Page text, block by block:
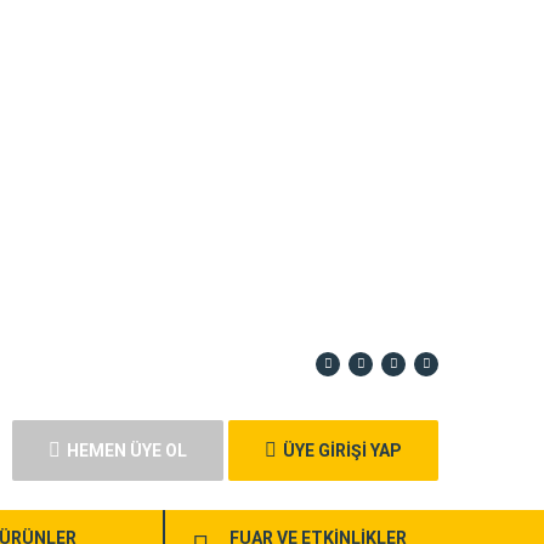
HEMEN ÜYE OL ÜYE GİRİŞİ YAP
ÜRÜNLER FUAR VE ETKİNLİKLER